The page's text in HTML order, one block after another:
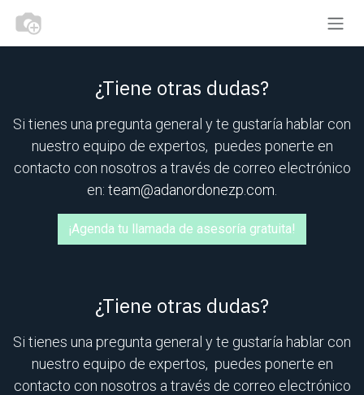
Skip to Content
¿Tiene otras dudas?
Si tienes una pregunta general y te gustaría hablar con
nuestro equipo de expertos, puedes ponerte en
contacto con nosotros a través de correo electrónico
en: team@adanordonezp.com
¡Agenda tu llamada de asesoría gratuita!
¿Tiene otras dudas?
Si tienes una pregunta general y te gustaría hablar con
nuestro equipo de expertos, puedes ponerte en
contacto con nosotros a través de correo electrónico